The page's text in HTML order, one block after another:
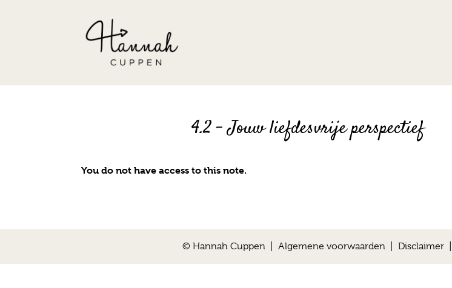
4.2 – Jouw liefdesvrije perspectief
You do not have access to this note.
© Hannah Cuppen | Algemene voorwaarden| Disclaimer|